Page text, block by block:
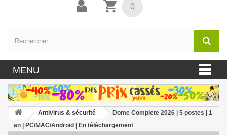
0
MENU
Antivirus & sécurité
Dome Complete 2026 | 5 postes | 1
an | PC/MAC/Android | En téléchargement